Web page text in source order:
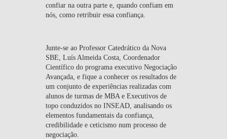
confiar na outra parte e, quando confiam em
nós, como retribuir essa confiança.
Junte-se ao Professor Catedrático da Nova
SBE, Luís Almeida Costa, Coordenador
Científico do programa executivo Negociação
Avançada, e fique a conhecer os resultados de
um conjunto de experiências realizadas com
alunos de turmas de MBA e Executivos de
topo conduzidos no INSEAD, analisando os
elementos fundamentais da confiança,
credibilidade e ceticismo num processo de
negociação.